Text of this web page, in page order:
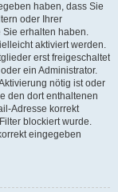
haben, dass Sie
oder Ihrer
Sie erhalten haben.
aktiviert werden.
erst freigeschaltet
ein Administrator.
nötig ist oder
den dort enthaltenen
Adresse korrekt
blockiert wurde.
eingegeben